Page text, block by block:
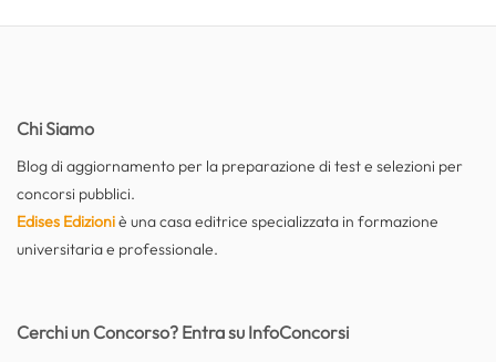
Chi Siamo
Blog di aggiornamento per la preparazione di test e selezioni per
concorsi pubblici.
Edises Edizioniè una casa editrice specializzata in formazione
universitaria e professionale.
Cerchi un Concorso? Entra su InfoConcorsi